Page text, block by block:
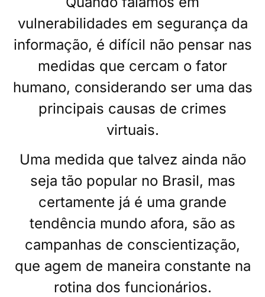
vulnerabilidades em segurança da
informação, é difícil não pensar nas
medidas que cercam o fator
humano, considerando ser uma das
principais causas de crimes
virtuais.
Uma medida que talvez ainda não
seja tão popular no Brasil, mas
certamente já é uma grande
tendência mundo afora, são as
campanhas de conscientização,
que agem de maneira constante na
rotina dos funcionários.